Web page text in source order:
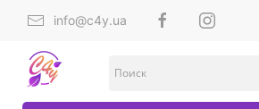
info@c4y.ua